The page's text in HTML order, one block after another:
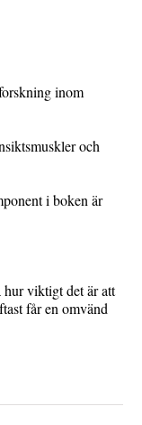
inom
och
i boken är
viktigt det är att
får en omvänd